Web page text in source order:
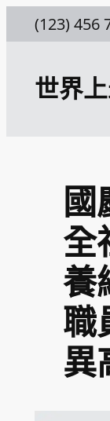
至
(123) 456
世界
全
養
職
異